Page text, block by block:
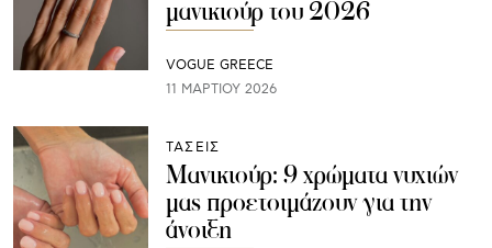
μανικιούρ του 2026
VOGUE GREECE
11 ΜΑΡΤΊΟΥ 2026
ΤΑΣΕΙΣ
Μανικιούρ: 9 χρώματα νυχιών
μας προετοιμάζουν για την
άνοιξη